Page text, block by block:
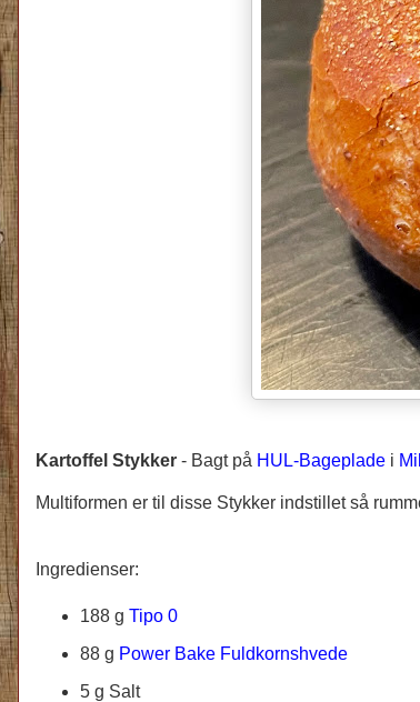
Kartoffel Stykker - Bagt på HUL-Bageplade i
Multiformen er til disse Stykker indstillet så
Ingredienser:
188 g Tipo 0
88 g Power Bake Fuldkornshvede
5 g Salt